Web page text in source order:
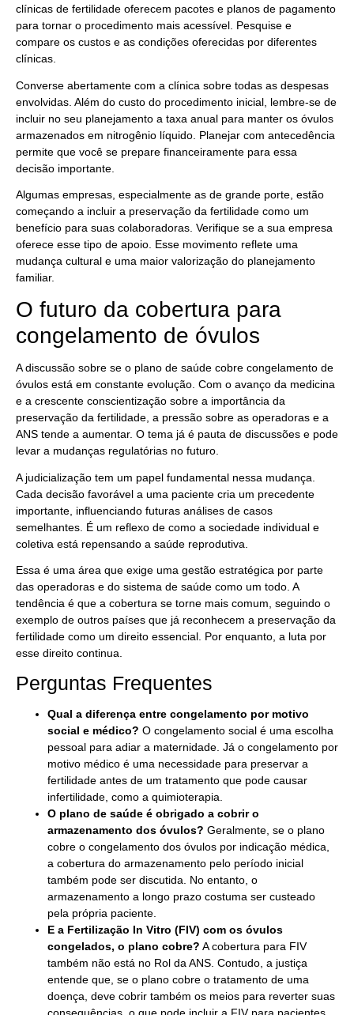
clínicas de fertilidade oferecem pacotes e planos de pagamento
para tornar o procedimento mais acessível. Pesquise e
compare os custos e as condições oferecidas por diferentes
clínicas.
Converse abertamente com a clínica sobre todas as despesas
envolvidas. Além do custo do procedimento inicial, lembre-se de
incluir no seu planejamento a taxa anual para manter os óvulos
armazenados em nitrogênio líquido. Planejar com antecedência
permite que você se prepare financeiramente para essa
decisão importante.
Algumas empresas, especialmente as de grande porte, estão
começando a incluir a preservação da fertilidade como um
benefício para suas colaboradoras. Verifique se a sua empresa
oferece esse tipo de apoio. Esse movimento reflete uma
mudança cultural e uma maior valorização do planejamento
familiar.
O futuro da cobertura para
congelamento de óvulos
A discussão sobre se o plano de saúde cobre congelamento de
óvulos está em constante evolução. Com o avanço da medicina
e a crescente conscientização sobre a importância da
preservação da fertilidade, a pressão sobre as operadoras e a
ANS tende a aumentar. O tema já é pauta de discussões e pode
levar a mudanças regulatórias no futuro.
A judicialização tem um papel fundamental nessa mudança.
Cada decisão favorável a uma paciente cria um precedente
importante, influenciando futuras análises de casos
semelhantes. É um reflexo de como a sociedade individual e
coletiva está repensando a saúde reprodutiva.
Essa é uma área que exige uma gestão estratégica por parte
das operadoras e do sistema de saúde como um todo. A
tendência é que a cobertura se torne mais comum, seguindo o
exemplo de outros países que já reconhecem a preservação da
fertilidade como um direito essencial. Por enquanto, a luta por
esse direito continua.
Perguntas Frequentes
Qual a diferença entre congelamento por motivo
social e médico? O congelamento social é uma escolha
pessoal para adiar a maternidade. Já o congelamento por
motivo médico é uma necessidade para preservar a
fertilidade antes de um tratamento que pode causar
infertilidade, como a quimioterapia.
O plano de saúde é obrigado a cobrir o
armazenamento dos óvulos? Geralmente, se o plano
cobre o congelamento dos óvulos por indicação médica,
a cobertura do armazenamento pelo período inicial
também pode ser discutida. No entanto, o
armazenamento a longo prazo costuma ser custeado
pela própria paciente.
E a Fertilização In Vitro (FIV) com os óvulos
congelados, o plano cobre? A cobertura para FIV
também não está no Rol da ANS. Contudo, a justiça
entende que, se o plano cobre o tratamento de uma
doença, deve cobrir também os meios para reverter suas